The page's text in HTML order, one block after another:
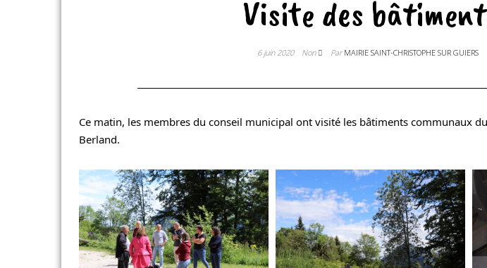
Visite des
6 juin 2020 Non ParMAIRIE SAINT-CHRISTOPHE SUR GUIERS
Ce matin, les membres du conseil municipal ont visité les bâtiments communaux
Berland.